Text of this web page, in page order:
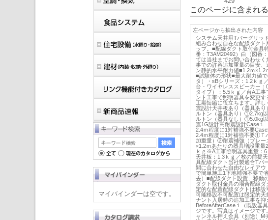
このページに含まれ
左ページから抽出された内容
システム天井用Tバーグリッ
組み合わせ自在な配線ダク
ップ。■配線ダクト取付金具
番：T3AM20492）白（図番
ては当社までお問い合わせ
事での許容追加重量の目安、
ン静的水平耐力値■1.2ｍ
■試験体の形状■最大耐力値
タ）・sBシリーズ：1.2ｋｇ
台・ワイヤレススピーカー
タイプ）：5.5ｋｇ／台A工
ント工事で照明器具を変更
工期短縮に役立ちます。詳
震設計天井板あり（器具あ
ルトン（器具あり）①2.7kg
ルトン（器具なし）①5.0kg
震1G設計高耐震設計Case１
2.4ｍ程度に1対補強不要
2.4ｍ程度に1対補強不要①Ｔ
加重量）②耐震補強（ブレー
×1.2ｍあたりの器具増設重
ｋｇ※A工事照明器具重量：
天井板：1.3ｋｇ／枚の前提
具配線ダクト当社製適合Tバ
間に合わせた自由なレイア
で簡単施工1下地補強不要で
去）■配線ダクト設置、移動
ダクト取付金具の場合配線
定的な配置配線ダクトは移
可能移設不可配置は限定的
ナント入居時の追加工事を
BeforeAfterCase１（既設器
ジです。写真はイメージで
ャンネル押え金具（別途）M
マイバインダーは空です。